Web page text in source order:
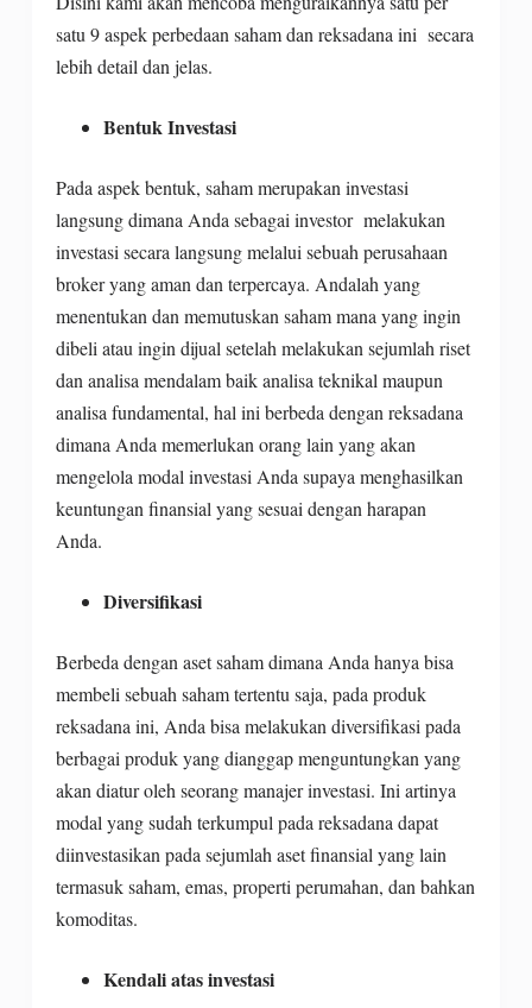
satu 9 aspek perbedaan saham dan reksadana ini secara
lebih detail dan jelas.
Bentuk Investasi
Pada aspek bentuk, saham merupakan investasi
langsung dimana Anda sebagai investor melakukan
investasi secara langsung melalui sebuah perusahaan
broker yang aman dan terpercaya. Andalah yang
menentukan dan memutuskan saham mana yang ingin
dibeli atau ingin dijual setelah melakukan sejumlah riset
dan analisa mendalam baik analisa teknikal maupun
analisa fundamental, hal ini berbeda dengan reksadana
dimana Anda memerlukan orang lain yang akan
mengelola modal investasi Anda supaya menghasilkan
keuntungan finansial yang sesuai dengan harapan
Anda.
Diversifikasi
Berbeda dengan aset saham dimana Anda hanya bisa
membeli sebuah saham tertentu saja, pada produk
reksadana ini, Anda bisa melakukan diversifikasi pada
berbagai produk yang dianggap menguntungkan yang
akan diatur oleh seorang manajer investasi. Ini artinya
modal yang sudah terkumpul pada reksadana dapat
diinvestasikan pada sejumlah aset finansial yang lain
termasuk saham, emas, properti perumahan, dan bahkan
komoditas.
Kendali atas investasi